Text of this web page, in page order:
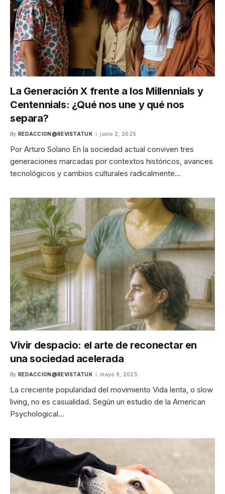
La Generación X frente a los Millennials y
Centennials: ¿Qué nos une y qué nos
separa?
By REDACCION@REVISTATUK junio 2, 2025
Por Arturo Solano En la sociedad actual conviven tres
generaciones marcadas por contextos históricos, avances
tecnológicos y cambios culturales radicalmente…
Vivir despacio: el arte de reconectar en
una sociedad acelerada
By REDACCION@REVISTATUK mayo 9, 2025
La creciente popularidad del movimiento Vida lenta, o slow
living, no es casualidad. Según un estudio de la American
Psychological…